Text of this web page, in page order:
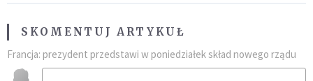
SKOMENTUJ ARTYKUŁ
Francja: prezydent przedstawi w poniedziałek skład nowego rządu